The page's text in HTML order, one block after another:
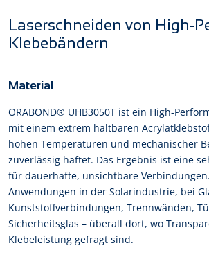
Laserschneiden von High-
Klebebändern
Material
ORABOND® UHB3050T ist ein High-
mit einem extrem haltbaren
hohen Temperaturen und mechanischer
zuverlässig haftet. Das Ergebnis ist eine
für dauerhafte, unsichtbare
Anwendungen in der Solarindustrie, bei
Kunststoffverbindungen, Trennwänden,
Sicherheitsglas – überall dort, wo
Klebeleistung gefragt sind.